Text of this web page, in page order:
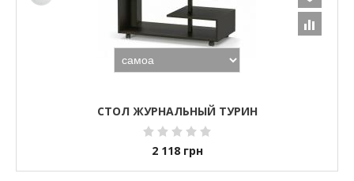
СТОЛ ЖУРНАЛЬНЫЙ ТУРИН
2 118 грн